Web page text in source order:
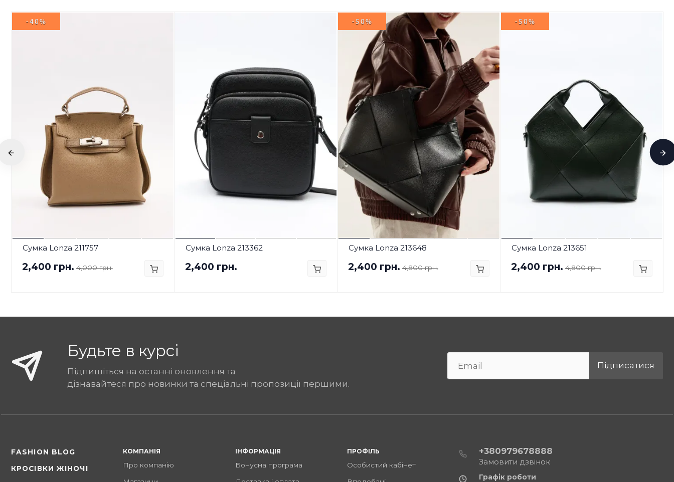
-40%
Сумка Lonza 211757
2,400 грн. 4,000 грн.
Сумка Lonza 213362
2,400 грн.
-50%
Сумка Lonza 213648
2,400 грн. 4,800 грн.
-50%
Сумка Lonza 213651
2,400 грн. 4,800 грн.
Будьте в курсі
Підпишіться на останні оновлення та
дізнавайтеся про новинки та спеціальні пропозиції першими.
Підписатися
FASHION BLOG
КРОСІВКИ ЖІНОЧІ
КОМПАНІЯ
Про компанію
ІНФОРМАЦІЯ
Бонусна програма
ПРОФІЛЬ
Особистий кабінет
+380979678888
Замовити дзвінок
Графік роботи